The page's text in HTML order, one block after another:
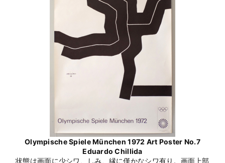
Olympische Spiele München 1972 Art Poster No.7
Eduardo Chillida
状態は画面に少シワ、しみ、縁に僅かなシワ有り。画面上部